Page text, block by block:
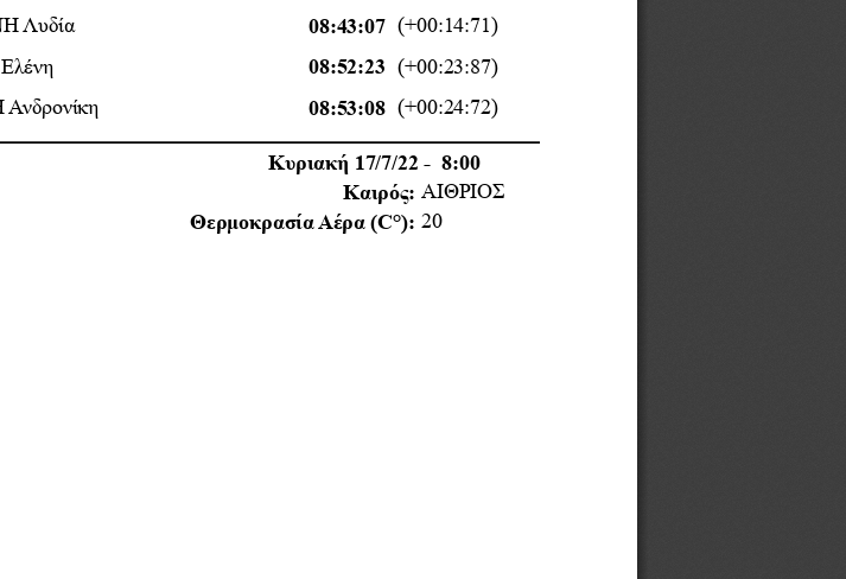
Λυδία 08:43:07 (+00:14:71)
Ελένη 08:52:23 (+00:23:87)
Ανδρονίκη 08:53:08 (+00:24:72)
Θερμoκρασία Αέρα (C°):
Κυριακή 17/7/22 -  8:00
Καιρός: ΑΙΘΡΙΟΣ
20